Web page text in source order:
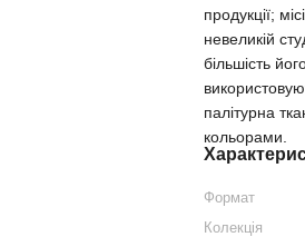
продукції;
невеликій
більшість
палітурна
кольорами.
Формат
Колекція